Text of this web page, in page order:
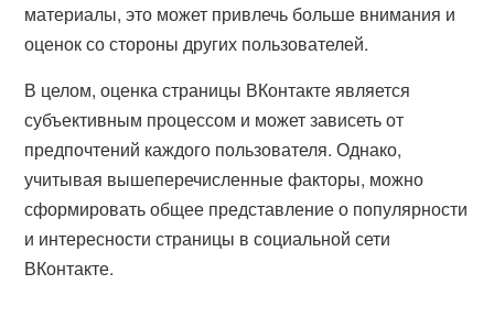
материалы, это может привлечь больше внимания и
оценок со стороны других пользователей.
В целом, оценка страницы ВКонтакте является
субъективным процессом и может зависеть от
предпочтений каждого пользователя. Однако,
учитывая вышеперечисленные факторы, можно
сформировать общее представление о популярности
и интересности страницы в социальной сети
ВКонтакте.